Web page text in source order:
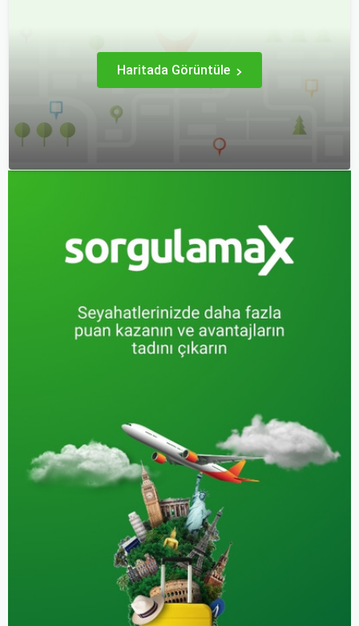
değineceğiz.
Haritada Görüntüle